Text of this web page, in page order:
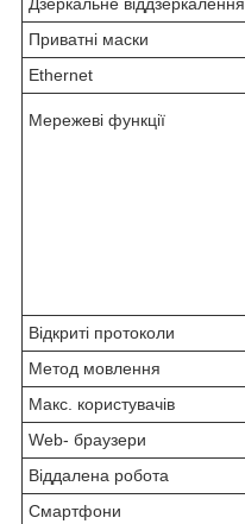
Приватні маски
Ethernet
Мережеві функції
Відкриті протоколи
Метод мовлення
Макс. користувачів
Web- браузери
Віддалена робота
Смартфони